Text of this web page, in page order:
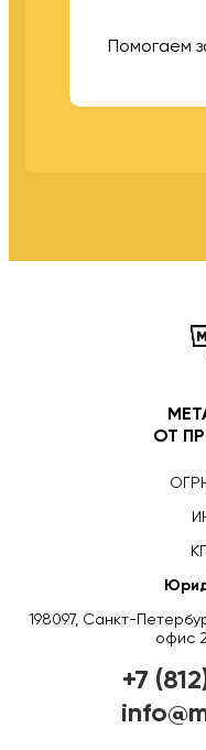
Помогаем
ОТ
198097, Санкт-
офис
+7